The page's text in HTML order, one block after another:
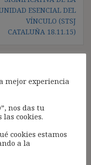
ESENCIAL DEL
VÍNCULO (STSJ
CATALUÑA 18.11.15)
será publicada.
con*
mejor experiencia
nos das tu
cookies.
cookies estamos
a la